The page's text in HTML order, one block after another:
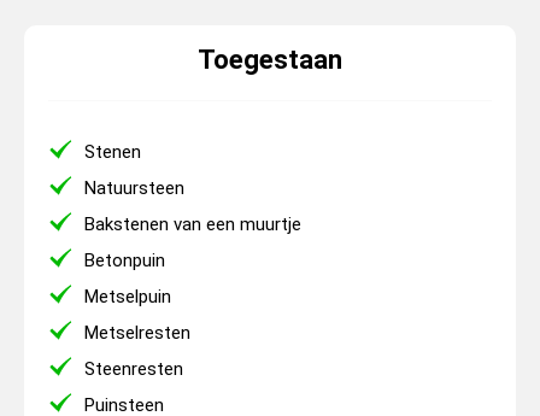
Toegestaan
Stenen
Natuursteen
Bakstenen van een muurtje
Betonpuin
Metselpuin
Metselresten
Steenresten
Puinsteen